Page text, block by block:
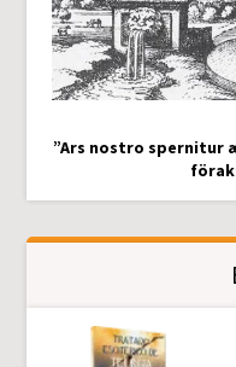
”Ars nostro spernitur